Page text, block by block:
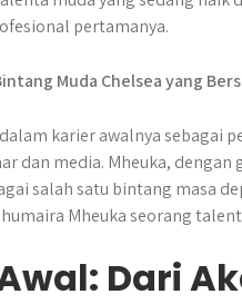
r
pertamanya.
karier awalnya sebagai
dan media. Mheuka, dengan
salah satu bintang masa
Mheuka seorang
Dari